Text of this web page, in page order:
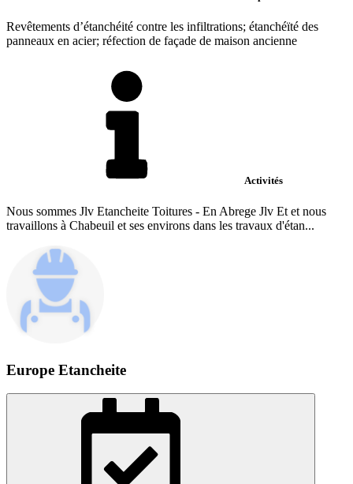
Revêtements d’étanchéité contre les infiltrations; étanchéïté des
panneaux en acier; réfection de façade de maison ancienne
Activités
Nous sommes Jlv Etancheite Toitures - En Abrege Jlv Et et nous
travaillons à Chabeuil et ses environs dans les travaux d'étan...
Europe Etancheite